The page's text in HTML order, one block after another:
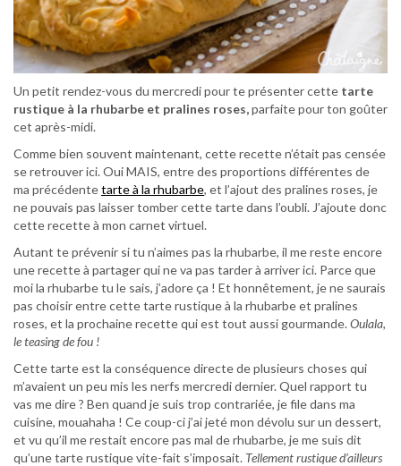
Un petit rendez-vous du mercredi pour te présenter cette tarte
rustique à la rhubarbe et pralines roses,parfaite pour ton goûter
cet après-midi.
Comme bien souvent maintenant, cette recette n’était pas censée
se retrouver ici. Oui MAIS, entre des proportions différentes de
ma précédentetarte à la rhubarbe, et l’ajout des pralines roses, je
ne pouvais pas laisser tomber cette tarte dans l’oubli. J’ajoute donc
cette recette à mon carnet virtuel.
Autant te prévenir si tu n’aimes pas la rhubarbe, il me reste encore
une recette à partager qui ne va pas tarder à arriver ici. Parce que
moi la rhubarbe tu le sais, j’adore ça ! Et honnêtement, je ne saurais
pas choisir entre cette tarte rustique à la rhubarbe et pralines
roses, et la prochaine recette qui est tout aussi gourmande.Oulala,
le teasing de fou !
Cette tarte est la conséquence directe de plusieurs choses qui
m’avaient un peu mis les nerfs mercredi dernier. Quel rapport tu
vas me dire ? Ben quand je suis trop contrariée, je file dans ma
cuisine, mouahaha ! Ce coup-ci j’ai jeté mon dévolu sur un dessert,
et vu qu’il me restait encore pas mal de rhubarbe, je me suis dit
qu’une tarte rustique vite-fait s’imposait. Tellement rustique d’ailleurs